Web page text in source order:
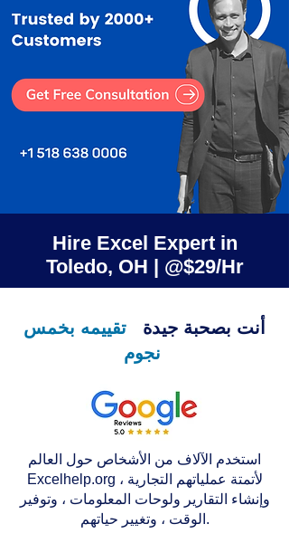
Hire Excel Expert in
Toledo, OH | @$29/Hr
أنت بصحبة جيدة
تقييمه بخمس
نجوم
استخدم الآلاف من الأشخاص حول العالم
Excelhelp.org لأتمتة عملياتهم التجارية ،
وإنشاء التقارير ولوحات المعلومات ، وتوفير
الوقت ، وتغيير حياتهم.